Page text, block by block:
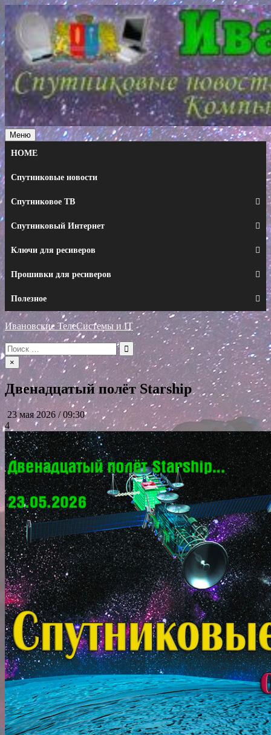
Перейти
к
содержимому
Меню
HOME
Спутниковые новости
Спутниковое ТВ
Спутниковый Интернет
Ключи для ресиверов
Прошивки для ресиверов
Полезное
Ивановские ТелеСистемы и IT
Искать:
×
Двенадцатый полёт Starship
23 мая 2026 / 09:30
4